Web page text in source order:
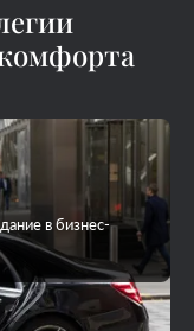
в бизнес-